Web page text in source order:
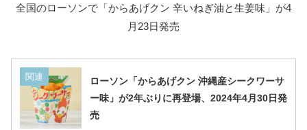
全国のローソンで「からあげクン 辛いねぎ油と生姜味」が4
月23日発売
関連
ローソン「からあげクン 沖縄産シークワーサ
ー味」が2年ぶりに再登場、2024年4月30日発
売